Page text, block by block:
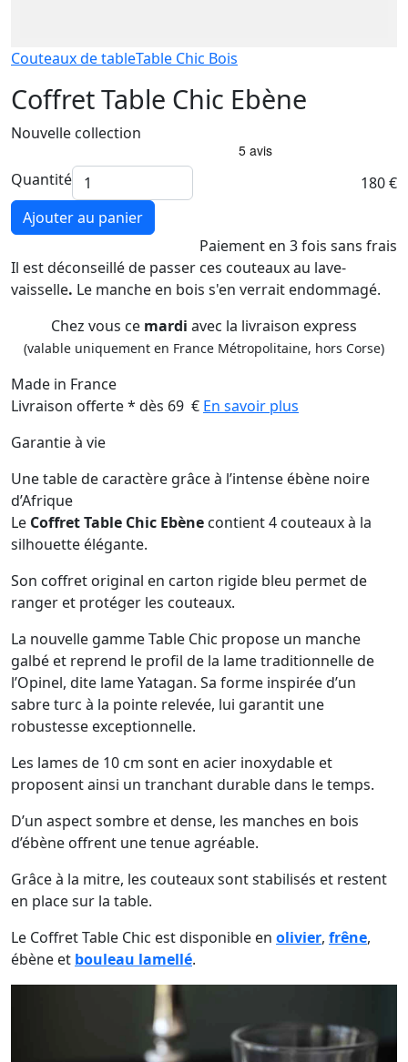
Couteaux de tableTable Chic Bois
Coffret Table Chic Ebène
Nouvelle collection
Quantité
180 €
Ajouter au panier
Paiement en 3 fois sans frais
Il est déconseillé de passer ces couteaux au lave-
vaisselle. Le manche en bois s'en verrait endommagé.
Chez vous ce mardi avec la livraison express
(valable uniquement en France Métropolitaine, hors Corse)
Made in France
Livraison offerte * dès 69 € En savoir plus
Garantie à vie
Une table de caractère grâce à l’intense ébène noire
d’Afrique
Le Coffret Table Chic Ebène contient 4 couteaux à la
silhouette élégante.
Son coffret original en carton rigide bleu permet de
ranger et protéger les couteaux.
La nouvelle gamme Table Chic propose un manche
galbé et reprend le profil de la lame traditionnelle de
l’Opinel, dite lame Yatagan. Sa forme inspirée d’un
sabre turc à la pointe relevée, lui garantit une
robustesse exceptionnelle.
Les lames de 10 cm sont en acier inoxydable et
proposent ainsi un tranchant durable dans le temps.
D’un aspect sombre et dense, les manches en bois
d’ébène offrent une tenue agréable.
Grâce à la mitre, les couteaux sont stabilisés et restent
en place sur la table.
Le Coffret Table Chic est disponible en olivier, frêne,
ébène et bouleau lamellé.